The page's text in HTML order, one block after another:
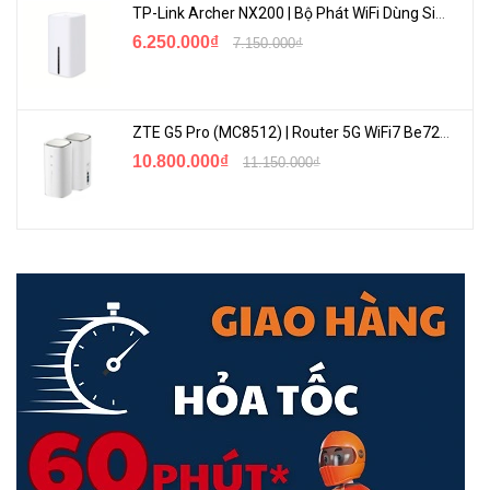
Xu thế laptop hiện nay đang theo chiều hướng mỏng, nhẹ đi kèm
theo đó là việc cắt giảm các cổng kết nối có dây trong đó bao gồm
Ethernet RJ45. Khi mà kết nối wifi không còn đảm bảo việc kết nối
mà và TP-Link UE306 sẽ giải quyết vấn đề này của bạn chỉ trong tíc
tắc nhờ việc hoạt động mà không cần phải cài đặt chỉ cần cắm và
tận hưởng. UE306 bộ chuyển đổi cổng LAN RJ45 sang USB 3.0 hoạt
6.250.000₫ 7.150.000₫
10.800.000₫ 11.150.000₫